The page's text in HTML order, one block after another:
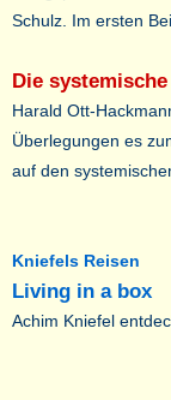
Schulz. Im ersten
Die
Harald Ott-
Überlegungen es
auf den
Kniefels Reisen
Living in a box
Achim Kniefel